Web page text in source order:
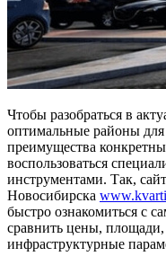
Чтобы разобраться в
оптимальные районы
преимущества
воспользоваться
инструментами. Так,
Новосибирска
быстро ознакомиться с
сравнить цены, площади,
инфраструктурные